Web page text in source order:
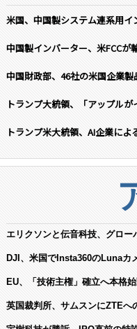
米国、中国製システム連系用
中国製インバーター、米FCC
中国財政部、46社の米国企業
トランプ大統領、「アップル
トランプ米大統領、AI企業に
エリクソンと伝音科技、グロー
DJI、米国でInsta360のLunaカ
EU、「技術主権」確立へ本格
英国裁判所、サムスンにZTEへ